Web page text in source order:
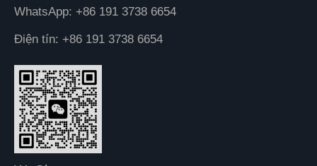
WhatsApp: +86 191 3738 6654
Điện tín: +86 191 3738 6654